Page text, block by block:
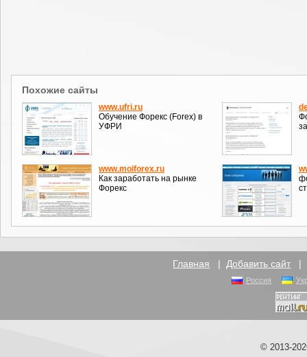
Похожие сайты
www.ufri.ru
Обучение Форекс (Forex) в
УФРИ
www.moiforex.ru
Как заработать на рынке
Форекс
Главная | Добавить сайт |
Россия
© 2013-